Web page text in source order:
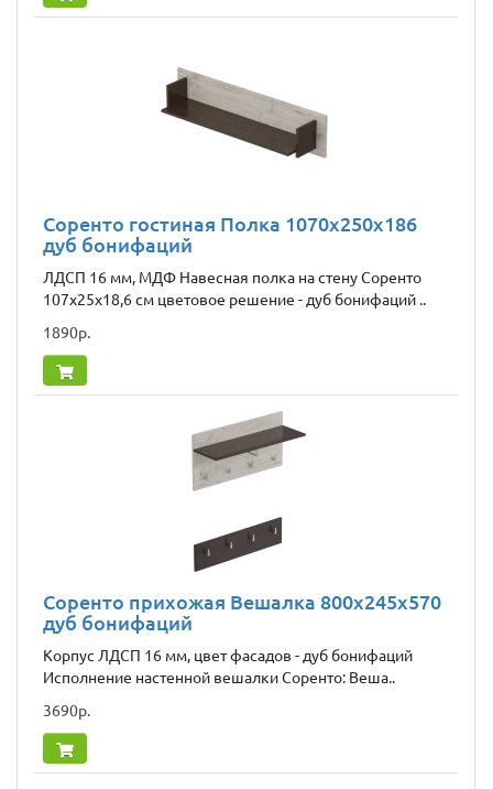
Соренто гостиная Полка 1070x250x186
дуб бонифаций
ЛДСП 16 мм, МДФ Навесная полка на стену Соренто
107x25x18,6 см цветовое решение - дуб бонифаций ..
1890р.
Соренто прихожая Вешалка 800x245x570
дуб бонифаций
Корпус ЛДСП 16 мм, цвет фасадов - дуб бонифаций
Исполнение настенной вешалки Соренто: Веша..
3690р.